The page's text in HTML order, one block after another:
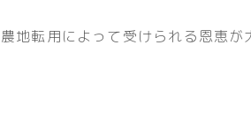
農地転用によって受けられる恩恵が